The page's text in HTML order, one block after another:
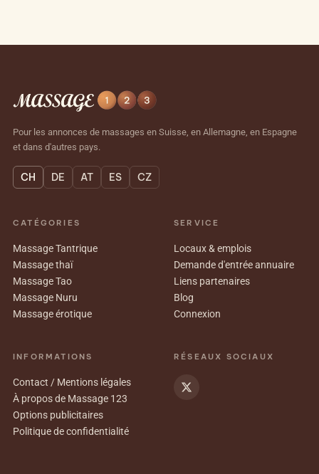
Pour les annonces de massages en Suisse, en Allemagne, en Espagne
et dans d'autres pays.
CH DE AT ES CZ
CATÉGORIES
Massage Tantrique
Massage thaï
Massage Tao
Massage Nuru
Massage érotique
SERVICE
Locaux & emplois
Demande d'entrée annuaire
Liens partenaires
Blog
Connexion
INFORMATIONS
Contact / Mentions légales
À propos de Massage 123
Options publicitaires
Politique de confidentialité
RÉSEAUX SOCIAUX